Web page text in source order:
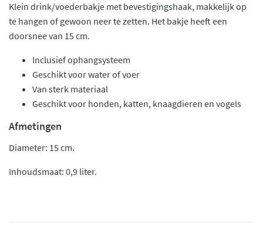
Klein drink/voederbakje met bevestigingshaak, makkelijk op
te hangen of gewoon neer te zetten. Het bakje heeft een
doorsnee van 15 cm.
Inclusief ophangsysteem
Geschikt voor water of voer
Van sterk materiaal
Geschikt voor honden, katten, knaagdieren en vogels
Afmetingen
Diameter: 15 cm.
Inhoudsmaat: 0,9 liter.